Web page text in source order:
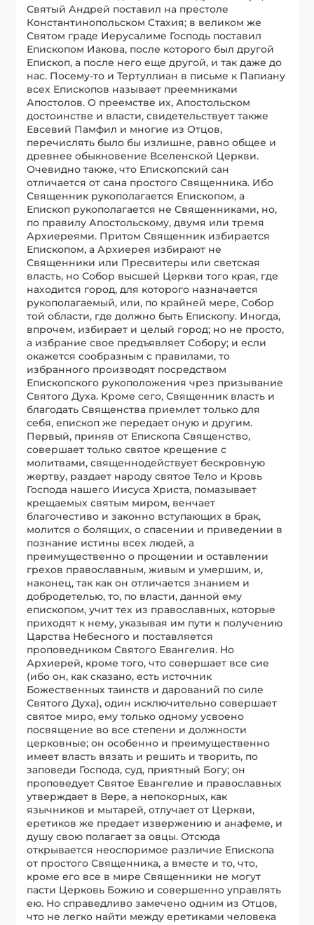
Святый Андрей поставил на престоле
Константинопольском Стахия; в великом же
Святом граде Иерусалиме Господь поставил
Епископом Иакова, после которого был другой
Епископ, а после него еще другой, и так даже до
нас. Посему-то и Тертуллиан в письме к Папиану
всех Епископов называет преемниками
Апостолов. О преемстве их, Апостольском
достоинстве и власти, свидетельствует также
Евсевий Памфил и многие из Отцов,
перечислять было бы излишне, равно общее и
древнее обыкновение Вселенской Церкви.
Очевидно также, что Епископский сан
отличается от сана простого Священника. Ибо
Священник рукополагается Епископом, а
Епископ рукополагается не Священниками, но,
по правилу Апостольскому, двумя или тремя
Архиереями. Притом Священник избирается
Епископом, а Архиерея избирают не
Священники или Пресвитеры или светская
власть, но Собор высшей Церкви того края, где
находится город, для которого назначается
рукополагаемый, или, по крайней мере, Собор
той области, где должно быть Епископу. Иногда,
впрочем, избирает и целый город; но не просто,
а избрание свое предъявляет Собору; и если
окажется сообразным с правилами, то
избранного производят посредством
Епископского рукоположения чрез призывание
Святого Духа. Кроме сего, Священник власть и
благодать Священства приемлет только для
себя, епископ же передает оную и другим.
Первый, приняв от Епископа Священство,
совершает только святое крещение с
молитвами, священнодействует бескровную
жертву, раздает народу святое Тело и Кровь
Господа нашего Иисуса Христа, помазывает
крещаемых святым миром, венчает
благочестиво и законно вступающих в брак,
молится о болящих, о спасении и приведении в
познание истины всех людей, а
преимущественно о прощении и оставлении
грехов православным, живым и умершим, и,
наконец, так как он отличается знанием и
добродетелью, то, по власти, данной ему
епископом, учит тех из православных, которые
приходят к нему, указывая им пути к получению
Царства Небесного и поставляется
проповедником Святого Евангелия. Но
Архиерей, кроме того, что совершает все сие
(ибо он, как сказано, есть источник
Божественных таинств и дарований по силе
Святого Духа), один исключительно совершает
святое миро, ему только одному усвоено
посвящение во все степени и должности
церковные; он особенно и преимущественно
имеет власть вязать и решить и творить, по
заповеди Господа, суд, приятный Богу; он
проповедует Святое Евангелие и православных
утверждает в Вере, а непокорных, как
язычников и мытарей, отлучает от Церкви,
еретиков же предает извержению и анафеме, и
душу свою полагает за овцы. Отсюда
открывается неоспоримое различие Епископа
от простого Священника, а вместе и то, что,
кроме его все в мире Священники не могут
пасти Церковь Божию и совершенно управлять
ею. Но справедливо замечено одним из Отцов,
что не легко найти между еретиками человека